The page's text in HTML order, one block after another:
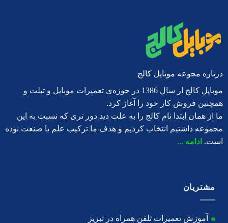
درباره مجوعه موبایل کالج
موبایل کالج از سال 1386 در حوزه‌ی تعمیرات موبایل و تبلت و
همچنین فروش کار خود را آغاز کرد.
ما از همان ابتدا نام کالج را به علت دید دور تری که نسبت به این
مجموعه داشتیم انتخاب کردیم و هدف ما ترکیب علم با صنعت بوده
است. ادامه ...
مشتریان
آموزش تعمیرات تلفن همراه در تبریز